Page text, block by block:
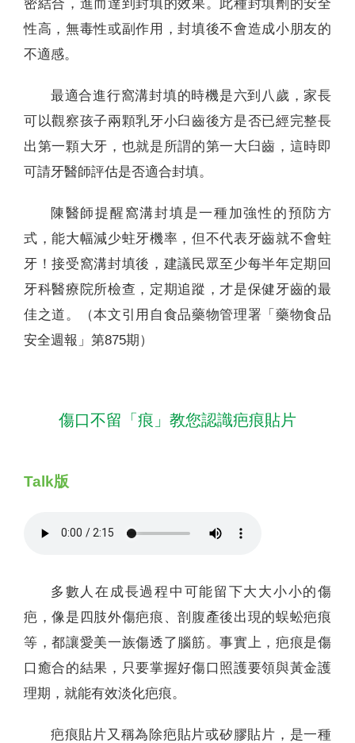
密結合，進而達到封填的效果。此種封填劑的安全
性高，無毒性或副作用，封填後不會造成小朋友的
不適感。
最適合進行窩溝封填的時機是六到八歲，家長
可以觀察孩子兩顆乳牙小臼齒後方是否已經完整長
出第一顆大牙，也就是所謂的第一大臼齒，這時即
可請牙醫師評估是否適合封填。
陳醫師提醒窩溝封填是一種加強性的預防方
式，能大幅減少蛀牙機率，但不代表牙齒就不會蛀
牙！接受窩溝封填後，建議民眾至少每半年定期回
牙科醫療院所檢查，定期追蹤，才是保健牙齒的最
佳之道。（本文引用自食品藥物管理署「藥物食品
安全週報」第875期）
傷口不留「痕」教您認識疤痕貼片
Talk版
多數人在成長過程中可能留下大大小小的傷
疤，像是四肢外傷疤痕、剖腹產後出現的蜈蚣疤痕
等，都讓愛美一族傷透了腦筋。事實上，疤痕是傷
口癒合的結果，只要掌握好傷口照護要領與黃金護
理期，就能有效淡化疤痕。
疤痕貼片又稱為除疤貼片或矽膠貼片，是一種